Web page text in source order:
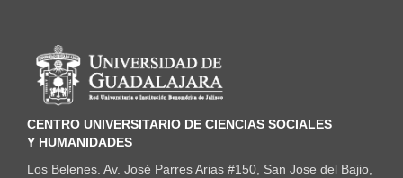
Información del portal
CENTRO UNIVERSITARIO DE CIENCIAS SOCIALES
Y HUMANIDADES
Los Belenes. Av. José Parres Arias #150, San Jose del Bajio,